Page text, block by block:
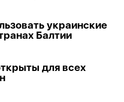
украинские
Балтии
для всех